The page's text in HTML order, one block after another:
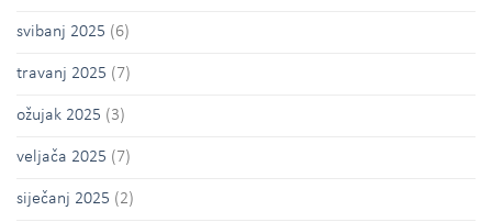
svibanj 2025 (6)
travanj 2025 (7)
ožujak 2025 (3)
veljača 2025 (7)
siječanj 2025 (2)